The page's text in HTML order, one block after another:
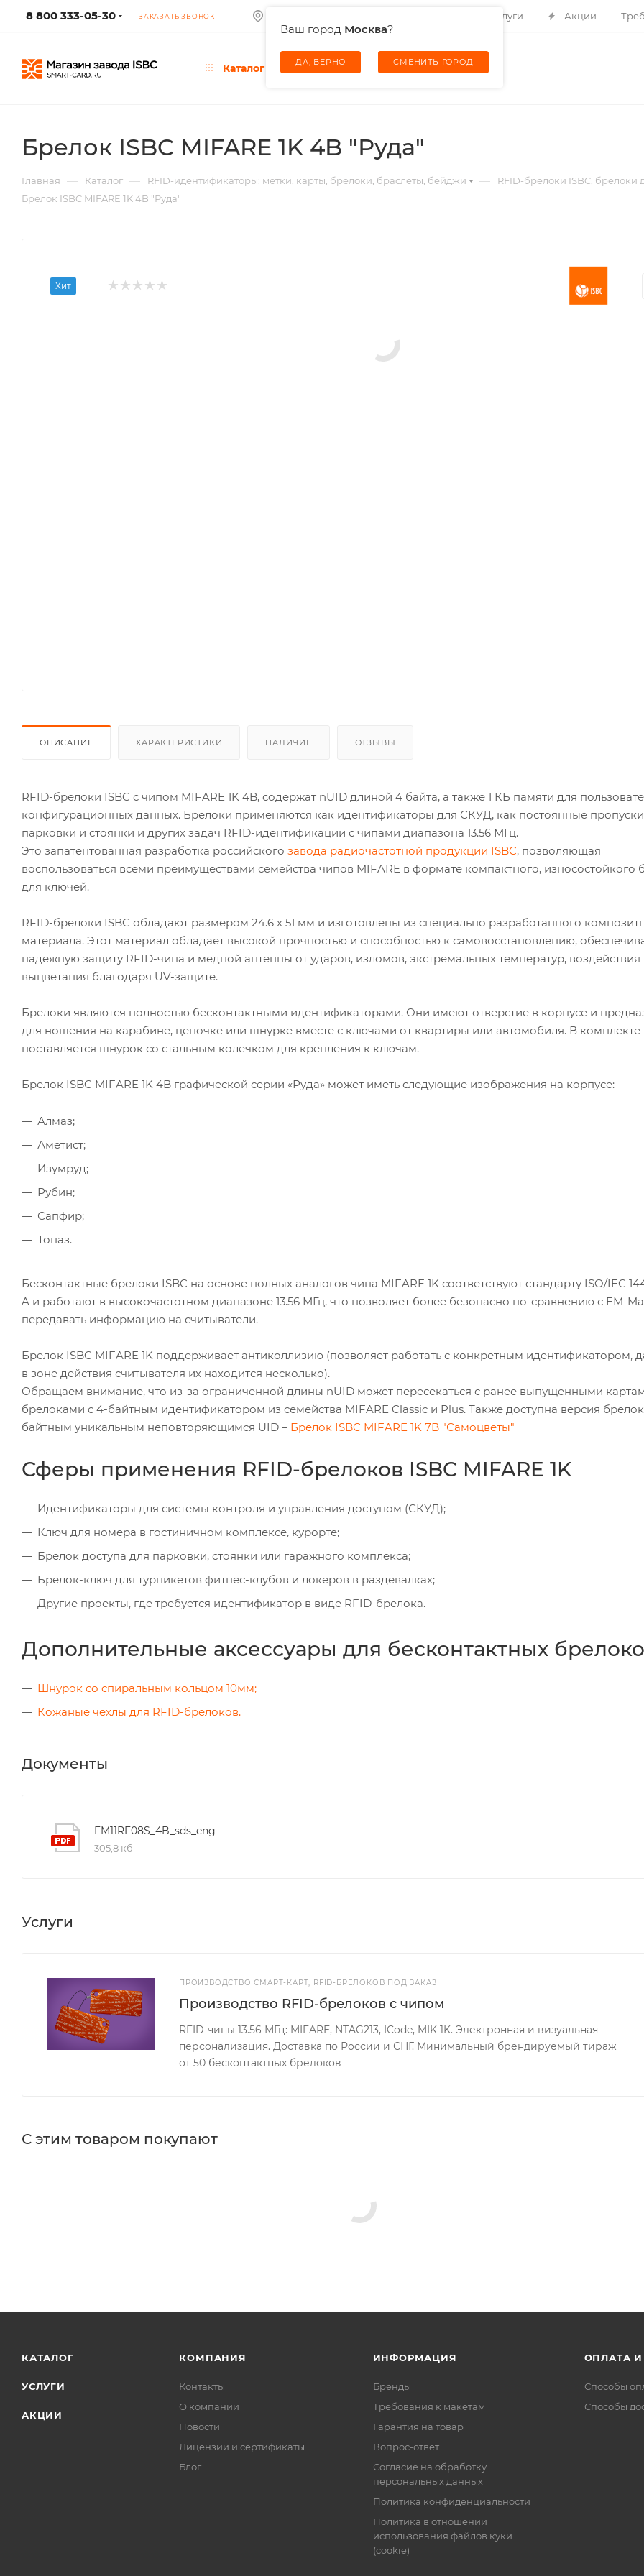
8 800 333-05-30 ЗАКАЗАТЬ ЗВОНОК
Ваш город Москва?
ДА, ВЕРНО СМЕНИТЬ ГОРОД
Услуги Акции
Каталог
Брелок ISBC MIFARE 1K 4B "Руда"
Главная — Каталог — RFID-идентификаторы: метки, карты, брелоки, браслеты, бейджи —
RFID-брелоки ISBC, брелоки
Брелок ISBC MIFARE 1K 4B "Руда"
Хит
ОПИСАНИЕ ХАРАКТЕРИСТИКИ НАЛИЧИЕ ОТЗЫВЫ
RFID-брелоки ISBC с чипом MIFARE 1K 4B, содержат nUID длиной 4 байта, а также 1 КБ памяти для
конфигурационных данных. Брелоки применяются как идентификаторы для СКУД, как постоянные
парковки и стоянки и других задач RFID-идентификации с чипами диапазона 13.56 МГц.
Это запатентованная разработка российского завода радиочастотной продукции ISBC, позволяющая
воспользоваться всеми преимуществами семейства чипов MIFARE в формате компактного, износостойкого
для ключей.
RFID-брелоки ISBC обладают размером 24.6 х 51 мм и изготовлены из специально разработанного
материала. Этот материал обладает высокой прочностью и способностью к самовосстановлению,
надежную защиту RFID-чипа и медной антенны от ударов, изломов, экстремальных температур,
выцветания благодаря UV-защите.
Брелоки являются полностью бесконтактными идентификаторами. Они имеют отверстие в корпусе и
для ношения на карабине, цепочке или шнурке вместе с ключами от квартиры или автомобиля. В комплекте
поставляется шнурок со стальным колечком для крепления к ключам.
Брелок ISBC MIFARE 1K 4B графической серии «Руда» может иметь следующие изображения на корпусе:
Алмаз;
Аметист;
Изумруд;
Рубин;
Сапфир;
Топаз.
Бесконтактные брелоки ISBC на основе полных аналогов чипа MIFARE 1K соответствуют стандарту ISO/IEC
A и работают в высокочастотном диапазоне 13.56 МГц, что позволяет более безопасно по-сравнению с EM-
передавать информацию на считыватели.
Брелок ISBC MIFARE 1K поддерживает антиколлизию (позволяет работать с конкретным идентификатором,
в зоне действия считывателя их находится несколько).
Обращаем внимание, что из-за ограниченной длины nUID может пересекаться с ранее выпущенными
брелоками c 4-байтным идентификатором из семейства MIFARE Classic и Plus. Также доступна версия
байтным уникальным неповторяющимся UID – Брелок ISBC MIFARE 1K 7B "Самоцветы"
Сферы применения RFID-брелоков ISBC MIFARE 1K
Идентификаторы для системы контроля и управления доступом (СКУД);
Ключ для номера в гостиничном комплексе, курорте;
Брелок доступа для парковки, стоянки или гаражного комплекса;
Брелок-ключ для турникетов фитнес-клубов и локеров в раздевалках;
Другие проекты, где требуется идентификатор в виде RFID-брелока.
Дополнительные аксессуары для бесконтактных
Шнурок со спиральным кольцом 10мм;
Кожаные чехлы для RFID-брелоков.
Документы
FM11RF08S_4B_sds_eng
305,8 кб
Услуги
ПРОИЗВОДСТВО СМАРТ-КАРТ, RFID-БРЕЛОКОВ ПОД ЗАКАЗ
Производство RFID-брелоков с чипом
RFID-чипы 13.56 МГц: MIFARE, NTAG213, ICode, MIK 1K. Электронная и визуальная
персонализация. Доставка по России и СНГ. Минимальный брендируемый тираж
от 50 бесконтактных брелоков
С этим товаром покупают
КАТАЛОГ
УСЛУГИ
АКЦИИ
КОМПАНИЯ
Контакты
О компании
Новости
Лицензии и сертификаты
Блог
ИНФОРМАЦИЯ
Бренды
Требования к макетам
Гарантия на товар
Вопрос-ответ
Согласие на обработку
персональных данных
Политика конфиденциальности
Политика в отношении
использования файлов куки
(cookie)
ОПЛАТА
Способы
Способы